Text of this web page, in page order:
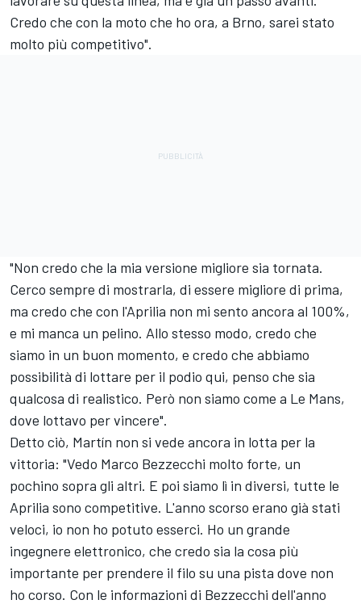
Credo che con la moto che ho ora, a Brno, sarei stato
molto più competitivo".
"Non credo che la mia versione migliore sia tornata.
Cerco sempre di mostrarla, di essere migliore di prima,
ma credo che con l'Aprilia non mi sento ancora al 100%,
e mi manca un pelino. Allo stesso modo, credo che
siamo in un buon momento, e credo che abbiamo
possibilità di lottare per il podio qui, penso che sia
qualcosa di realistico. Però non siamo come a Le Mans,
dove lottavo per vincere".
Detto ciò, Martín non si vede ancora in lotta per la
vittoria: "Vedo Marco Bezzecchi molto forte, un
pochino sopra gli altri. E poi siamo lì in diversi, tutte le
Aprilia sono competitive. L'anno scorso erano già stati
veloci, io non ho potuto esserci. Ho un grande
ingegnere elettronico, che credo sia la cosa più
importante per prendere il filo su una pista dove non
ho corso. Con le informazioni di Bezzecchi dell'anno